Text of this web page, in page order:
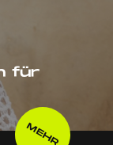
für
MEHR